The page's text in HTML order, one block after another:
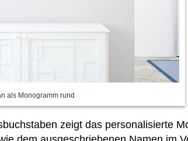
als Monogramm rund
zeigt das personalisierte